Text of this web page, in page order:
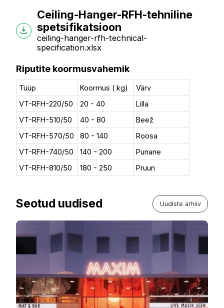
Ceiling-Hanger-RFH-tehniline
spetsifikatsioon
ceiling-hanger-rfh-technical-
specification.xlsx
Riputite koormusvahemik
Tüüp Koormus ( kg)
Värv
VT-RFH-220/50
20 - 40
Lilla
VT-RFH-510/50
40 - 80
Beež
VT-RFH-570/50
80 - 140
Roosa
VT-RFH-740/50
140 - 200
Punane
VT-RFH-810/50
180 - 250 Pruun
Seotud uudised Uudiste arhiiv